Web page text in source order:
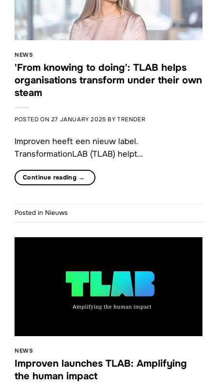
NEWS
'From knowing to doing': TLAB helps
organisations transform under their own
steam
POSTED ON 27 JANUARY 2025 BYTRENDER
Improven heeft een nieuw label.
TransformationLAB (TLAB) helpt…
Continue reading →
Posted in Nieuws
NEWS
Improven launches TLAB: Amplifying
the human impact